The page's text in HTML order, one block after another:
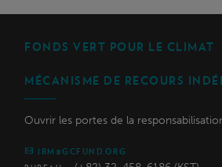
FONDS VERT POUR LE CLIMAT
MÉCANISME DE RECOURS
Ouvrir les portes de la
IRM@GCFUND.ORG